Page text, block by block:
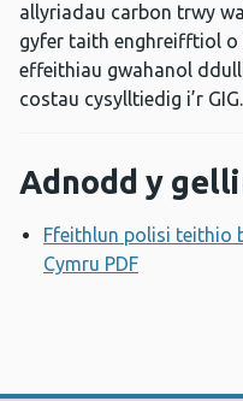
allyriadau carbon trwy
gyfer taith enghreifftiol
effeithiau gwahanol
costau cysylltiedig i’r GIG.
Adnodd y
Ffeithlun polisi teithio
Cymru PDF